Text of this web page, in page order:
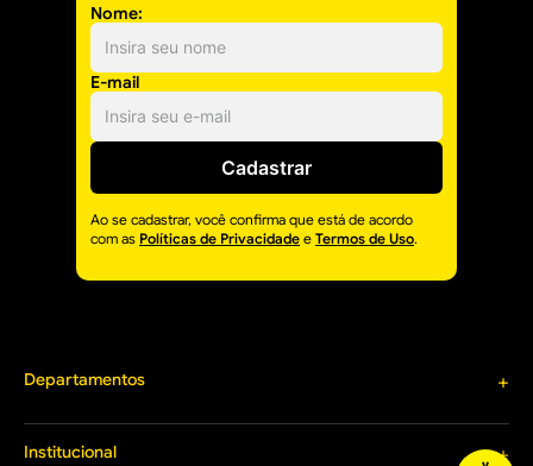
Nome:
E-mail
Cadastrar
Ao se cadastrar, você confirma que está de acordo
com as Políticas de Privacidade e Termos de Uso.
Departamentos +
Louças e Metais
Institucional +